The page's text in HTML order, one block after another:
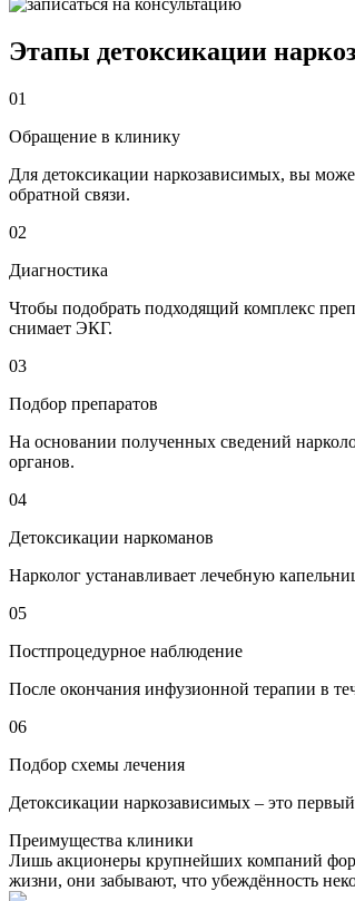
Этапы детоксикации
01
Обращение в клинику
Для детоксикации наркозависимых, вы
обратной связи.
02
Диагностика
Чтобы подобрать подходящий комплекс
снимает ЭКГ.
03
Подбор препаратов
На основании полученных сведений
органов.
04
Детоксикации наркоманов
Нарколог устанавливает лечебную
05
Постпроцедурное наблюдение
После окончания инфузионной терапии в
06
Подбор схемы лечения
Детоксикации наркозависимых – это
Преимущества клиники
Лишь акционеры крупнейших компаний
жизни, они забывают, что убеждённость